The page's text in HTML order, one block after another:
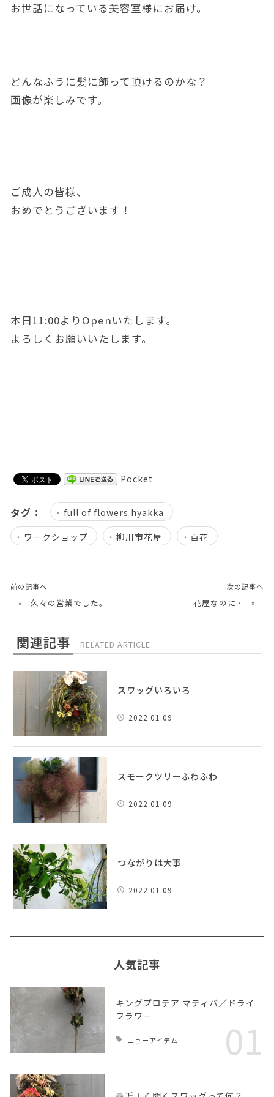
お世話になっている美容室様にお届け。
どんなふうに髪に飾って頂けるのかな？
画像が楽しみです。
ご成人の皆様、
おめでとうございます！
本日11:00よりOpenいたします。
よろしくお願いいたします。
Pocket
タグ：
full of flowers hyakka
ワークショップ
柳川市花屋 百花
前の記事へ
« 久々の営業でした。
次の記事へ
花屋なのに… »
関連記事 RELATED ARTICLE
スワッグいろいろ
2022.01.09
スモークツリーふわふわ
2022.01.09
つながりは大事
2022.01.09
人気記事
キングプロテア マティバ／ドライ
フラワー
ニューアイテム 01